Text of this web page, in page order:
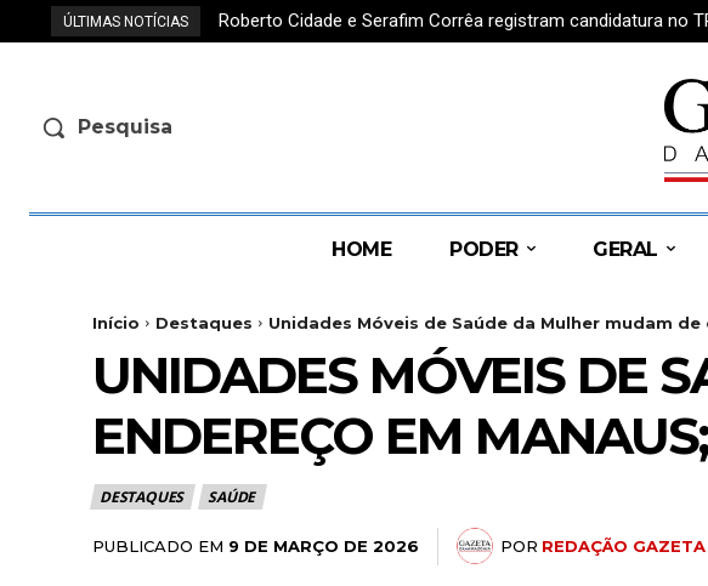
ÚLTIMAS NOTÍCIAS Roberto Cidade e Serafim Corrêa registram candidatura no
Pesquisa
HOME PODER GERAL
Início Destaques Unidades Móveis de Saúde da Mulher mudam de
UNIDADES MÓVEIS DE
ENDEREÇO EM
DESTAQUES SAÚDE
PUBLICADO EM 9 DE MARÇO DE 2026 POR REDAÇÃO